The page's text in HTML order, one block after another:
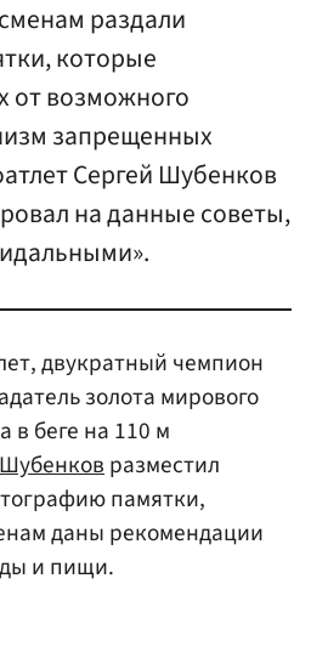
раздали
которые
от возможного
запрещенных
Сергей Шубенков
на данные советы,
двукратный чемпион
золота мирового
в беге на 110 м
Шубенковразместил
памятки,
даны рекомендации
и пищи.